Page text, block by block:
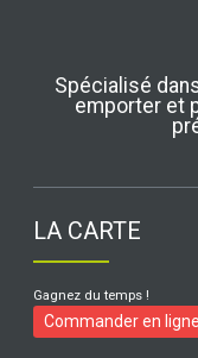
Spécialisé
emporter et
LA CARTE
Gagnez du temps !
Commander en ligne